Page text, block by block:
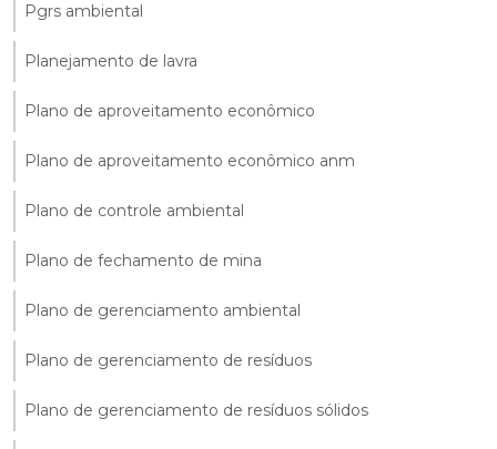
Pgrs ambiental
Planejamento de lavra
Plano de aproveitamento econômico
Plano de aproveitamento econômico anm
Plano de controle ambiental
Plano de fechamento de mina
Plano de gerenciamento ambiental
Plano de gerenciamento de resíduos
Plano de gerenciamento de resíduos sólidos